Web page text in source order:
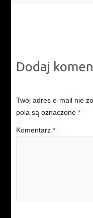
Dodaj
Twój adres e-mail nie
pola są oznaczone *
Komentarz *